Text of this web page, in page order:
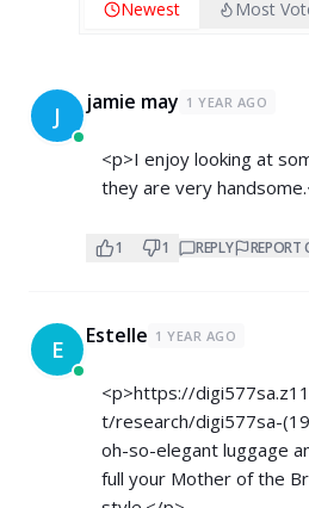
Newest Most
J jamie may 1 YEAR AGO
<p>I enjoy looking at
they are very
1 1 REPLY REPORT
E Estelle 1 YEAR AGO
<p>https://
t/research/digi577sa-
oh-so-elegant luggage
full your Mother of the